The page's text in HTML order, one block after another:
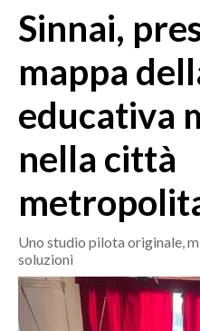
ORISTANO E PROVINCIA
SASSARI E PROVINCIA
GALLURA
NUORO E PROVINCIA
OGLIASTRA
AGENDA
CRONACA
MONDO
POLITICA
Sinnai,
mappa
educativa
nella città
Uno studio pilota originale,
soluzioni